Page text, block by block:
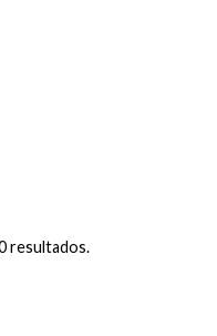
resultados.